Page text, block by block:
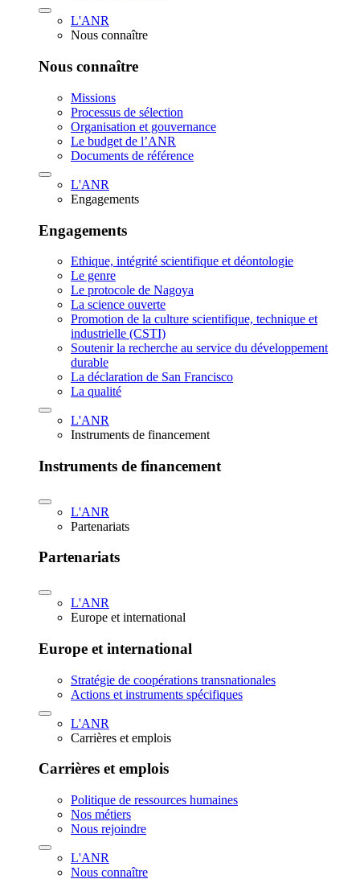
L'ANR
Nous connaître
Nous connaître
Missions
Processus de sélection
Organisation et gouvernance
Le budget de l’ANR
Documents de référence
L'ANR
Engagements
Engagements
Ethique, intégrité scientifique et déontologie
Le genre
Le protocole de Nagoya
La science ouverte
Promotion de la culture scientifique, technique et
industrielle (CSTI)
Soutenir la recherche au service du développement
durable
La déclaration de San Francisco
La qualité
L'ANR
Instruments de financement
Instruments de financement
L'ANR
Partenariats
Partenariats
L'ANR
Europe et international
Europe et international
Stratégie de coopérations transnationales
Actions et instruments spécifiques
L'ANR
Carrières et emplois
Carrières et emplois
Politique de ressources humaines
Nos métiers
Nous rejoindre
L'ANR
Nous connaître